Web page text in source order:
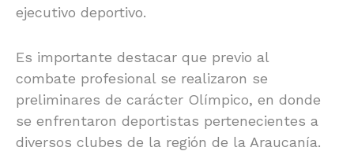
ejecutivo deportivo.
Es importante destacar que previo al
combate profesional se realizaron se
preliminares de carácter Olímpico, en donde
se enfrentaron deportistas pertenecientes a
diversos clubes de la región de la Araucanía.